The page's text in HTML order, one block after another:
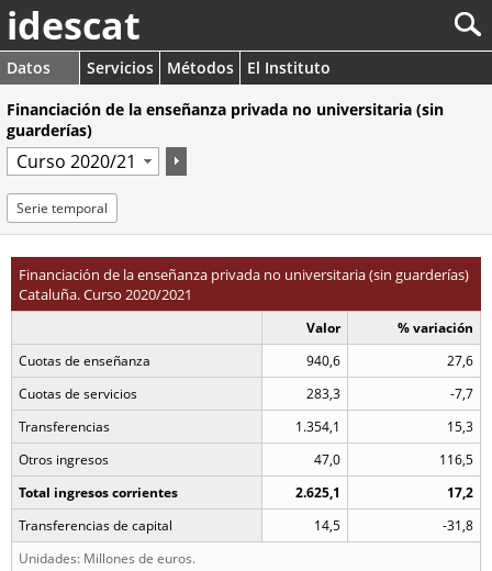
idescat
Datos Servicios Métodos
El Instituto
Financiación de la enseñanza privada no universitaria (sin
guarderías)
Serie temporal
Financiación de la enseñanza privada no universitaria (sin guarderías)
Cataluña. Curso 2020/2021
Valor
% variación
Cuotas de enseñanza
940,6
27,6
Cuotas de servicios
283,3
-7,7
Transferencias
1.354,1
15,3
Otros ingresos
47,0
116,5
Total ingresos corrientes
2.625,1
17,2
Transferencias de capital
14,5
-31,8
Unidades: Millones de euros.